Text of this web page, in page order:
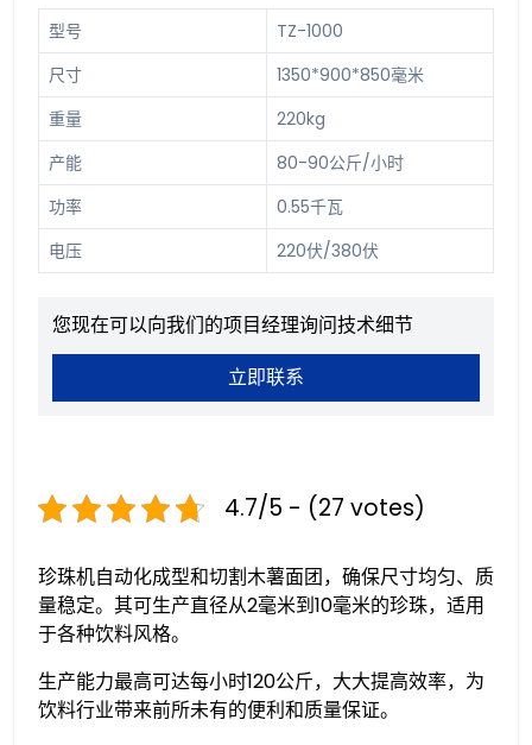
型号
TZ-1000
尺寸
1350*900*850毫米
重量
220kg
产能
80-90公斤/小时
功率
0.55千瓦
电压
220伏/380伏
您现在可以向我们的项目经理询问技术细节
立即联系
4.7/5 - (27 votes)
珍珠机自动化成型和切割木薯面团，确保尺寸均匀、质
量稳定。其可生产直径从2毫米到10毫米的珍珠，适用
于各种饮料风格。
生产能力最高可达每小时120公斤，大大提高效率，为
饮料行业带来前所未有的便利和质量保证。